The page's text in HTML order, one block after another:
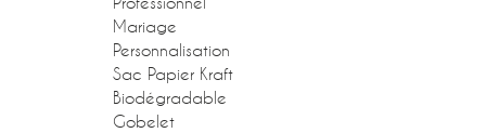
Mariage
Personnalisation
Sac Papier Kraft
Biodégradable
Gobelet